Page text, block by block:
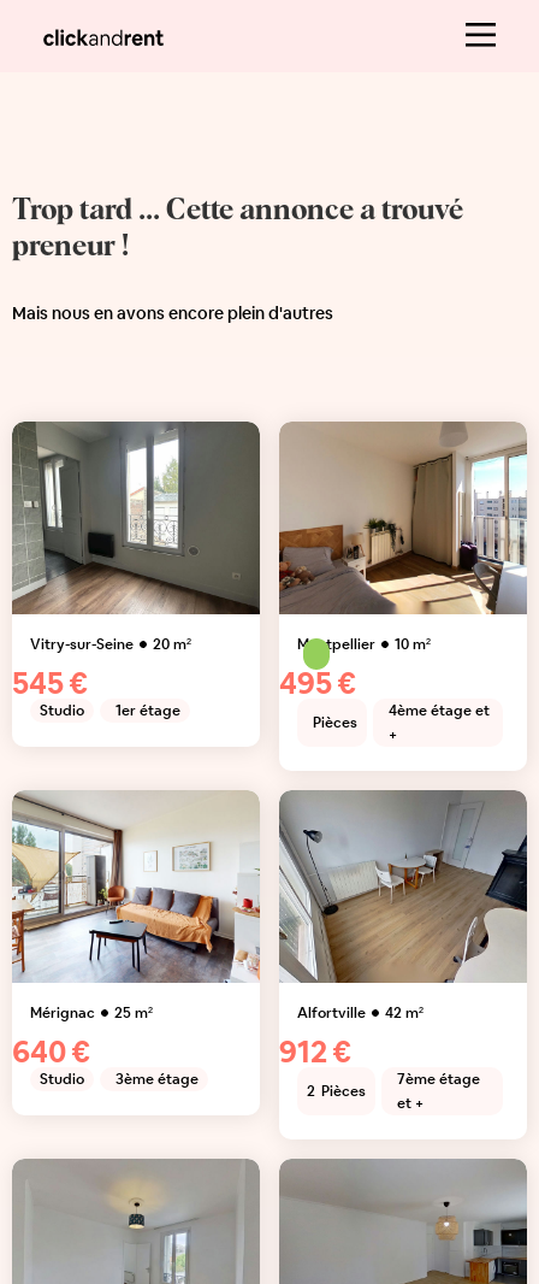
Trop tard ... Cette annonce a trouvé
preneur !
Mais nous en avons encore plein d'autres
Vitry-sur-Seine 20m²
545 €
Studio 1er étage
Montpellier 10m²
495 €
Pièces
4ème étage et
+
Mérignac 25m²
640 €
Studio 3ème étage
Alfortville 42m²
912 €
2 Pièces
7ème étage
et +